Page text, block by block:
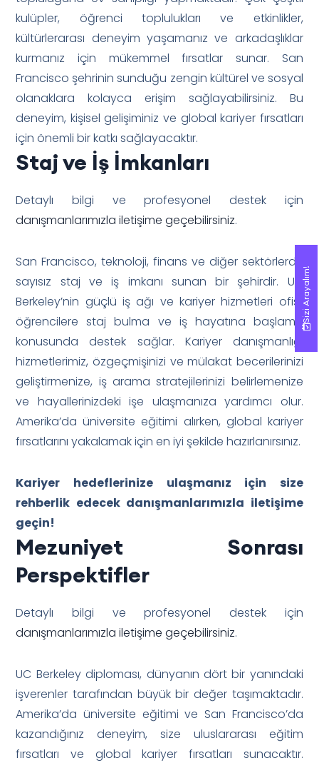
kulüpler, öğrenci toplulukları ve etkinlikler,
kültürlerarası deneyim yaşamanız ve arkadaşlıklar
kurmanız için mükemmel fırsatlar sunar. San
Francisco şehrinin sunduğu zengin kültürel ve sosyal
olanaklara kolayca erişim sağlayabilirsiniz. Bu
deneyim, kişisel gelişiminiz ve global kariyer fırsatları
için önemli bir katkı sağlayacaktır.
Staj ve İş İmkanları
Detaylı bilgi ve profesyonel destek için
danışmanlarımızla iletişime geçebilirsiniz.
San Francisco, teknoloji, finans ve diğer sektörlerde
sayısız staj ve iş imkanı sunan bir şehirdir. UC
Berkeley’nin güçlü iş ağı ve kariyer hizmetleri ofisi,
öğrencilere staj bulma ve iş hayatına başlama
konusunda destek sağlar. Kariyer danışmanlığı
hizmetlerimiz, özgeçmişinizi ve mülakat becerilerinizi
geliştirmenize, iş arama stratejilerinizi belirlemenize
ve hayallerinizdeki işe ulaşmanıza yardımcı olur.
Amerika’da üniversite eğitimi alırken, global kariyer
fırsatlarını yakalamak için en iyi şekilde hazırlanırsınız.
Kariyer hedeflerinize ulaşmanız için size
rehberlik edecek danışmanlarımızla iletişime
geçin!
Mezuniyet Sonrası
Perspektifler
Detaylı bilgi ve profesyonel destek için
danışmanlarımızla iletişime geçebilirsiniz.
UC Berkeley diploması, dünyanın dört bir yanındaki
işverenler tarafından büyük bir değer taşımaktadır.
Amerika’da üniversite eğitimi ve San Francisco’da
kazandığınız deneyim, size uluslararası eğitim
fırsatları ve global kariyer fırsatları sunacaktır.
Sizi Arayalım!
Sizi Arayalım!